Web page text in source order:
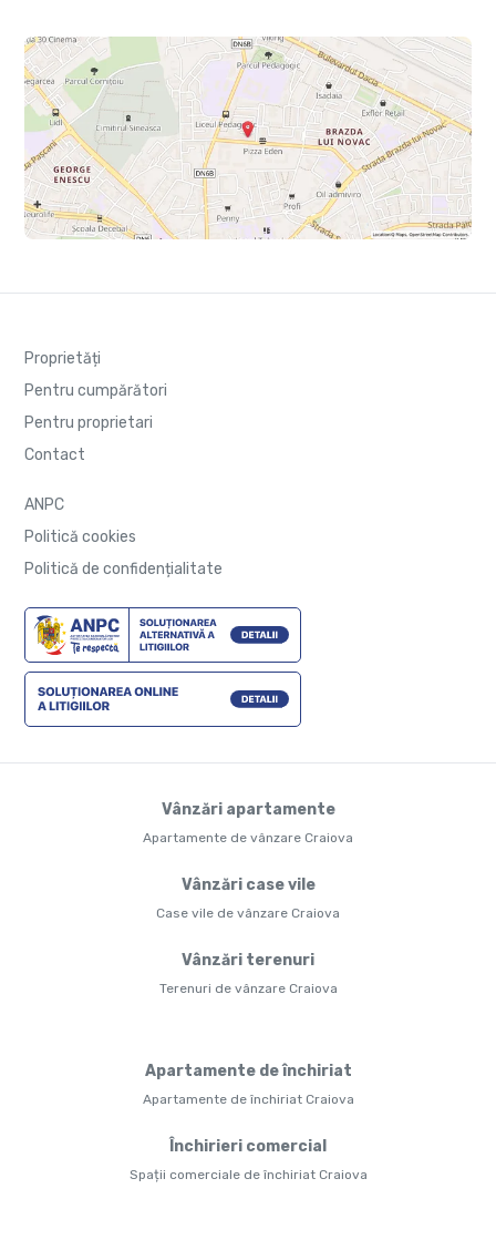
Proprietăți
Pentru cumpărători
Pentru proprietari
Contact
ANPC
Politică cookies
Politică de confidențialitate
Vânzări apartamente
Apartamente de vânzare Craiova
Vânzări case vile
Case vile de vânzare Craiova
Vânzări terenuri
Terenuri de vânzare Craiova
Apartamente de închiriat
Apartamente de închiriat Craiova
Închirieri comercial
Spații comerciale de închiriat Craiova